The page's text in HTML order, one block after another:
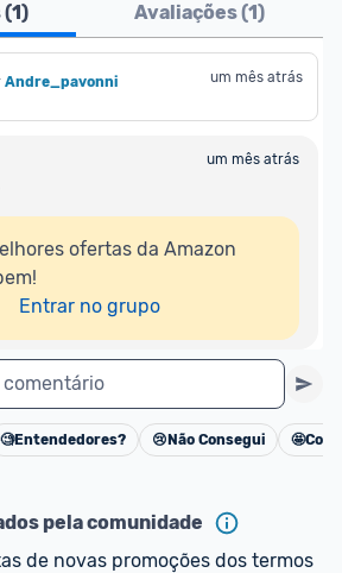
(1) Avaliações (1)
Andre_pavonni um mês atrás
um mês atrás
ofertas da Amazon
Entrar no grupo
comentário
Cancelar
🧐Entendedores? 😢 Não Consegui 🤩
pela comunidade
de novas promoções dos termos